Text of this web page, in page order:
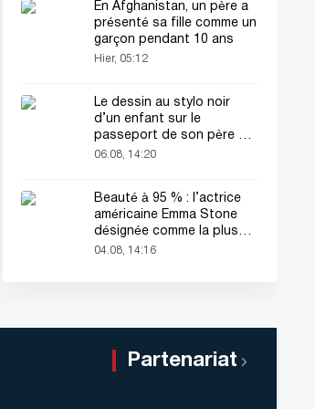
En Afghanistan, un père a
présenté sa fille comme un
garçon pendant 10 ans
Hier, 05:12
Le dessin au stylo noir
d’un enfant sur le
passeport de son père a
attiré tous les regards
06.08, 14:20
Beauté à 95 % : l’actrice
américaine Emma Stone
désignée comme la plus
belle femme du monde !
04.08, 14:16
Partenariat